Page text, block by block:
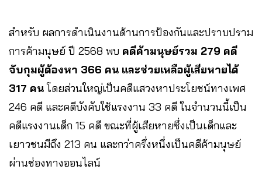
สำหรับ ผลการดำเนินงานด้านการป้องกันและปราบปราม
การค้ามนุษย์ ปี 2568 พบ คดีค้ามนุษย์รวม 279 คดี
จับกุมผู้ต้องหา 366 คน และช่วยเหลือผู้เสียหายได้
317 คนโดยส่วนใหญ่เป็นคดีแสวงหาประโยชน์ทางเพศ
246 คดี และคดีบังคับใช้แรงงาน 33 คดี ในจำนวนนี้เป็น
คดีแรงงานเด็ก 15 คดี ขณะที่ผู้เสียหายซึ่งเป็นเด็กและ
เยาวชนมีถึง 213 คน และกว่าครึ่งหนึ่งเป็นคดีค้ามนุษย์
ผ่านช่องทางออนไลน์